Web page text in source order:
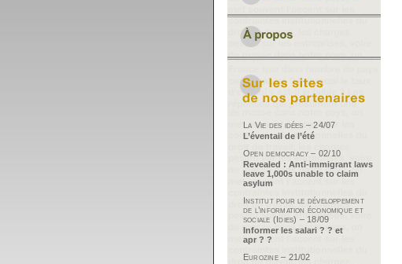
La Vie des idées – 24/07
L’éventail de l’été
Open democracy – 02/10
Revealed : Anti-immigrant laws
leave 1,000s unable to claim
asylum
Institut pour le développement
de l’information économique et
sociale (Idies) – 18/09
Informer les salari ? ? et
apr ? ?
Eurozine – 21/02